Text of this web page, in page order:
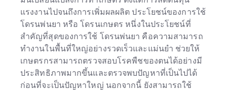
แรงงานไปจนถึงการเพิ่มผลผลิต ประโยชน์ของการใช้
โดรนพ่นยา หรือ โดรนเกษตร หนึ่งในประโยชน์ที่
สำคัญที่สุดของการใช้ โดรนพ่นยา คือความสามารถ
ทำงานในพื้นที่ใหญ่อย่างรวดเร็วและแม่นยำ ช่วยให้
เกษตรกรสามารถตรวจสอบโรคพืชของตนได้อย่างมี
ประสิทธิภาพมากขึ้นและตรวจพบปัญหาที่เป็นไปได้
ก่อนที่จะเป็นปัญหาใหญ่ นอกจากนี้ ยังสามารถใช้